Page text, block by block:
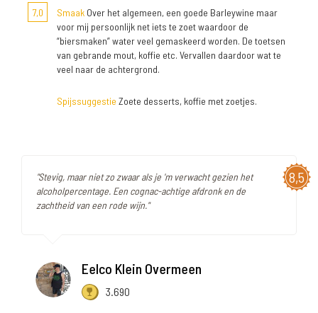
7,0 Smaak Over het algemeen, een goede Barleywine maar
voor mij persoonlijk net iets te zoet waardoor de
“biersmaken” water veel gemaskeerd worden. De toetsen
van gebrande mout, koffie etc. Vervallen daardoor wat te
veel naar de achtergrond.
Spijssuggestie Zoete desserts, koffie met zoetjes.
8,5
"Stevig, maar niet zo zwaar als je 'm verwacht gezien het
alcoholpercentage. Een cognac-achtige afdronk en de
zachtheid van een rode wijn."
Eelco Klein Overmeen
3.690